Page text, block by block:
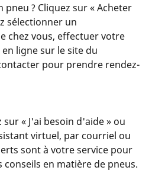
pneu ? Cliquez sur « Acheter
sélectionner un
chez vous, effectuer votre
ligne sur le site du
pour prendre rendez-
sur « J'ai besoin d'aide » ou
virtuel, par courriel ou
sont à votre service pour
en matière de pneus.